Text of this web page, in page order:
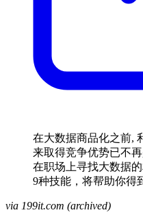
在大数据商品化之前,
来取得竞争优势已不
在职场上寻找大数据
9种技能，将帮助你得
via 199it.com (archived)